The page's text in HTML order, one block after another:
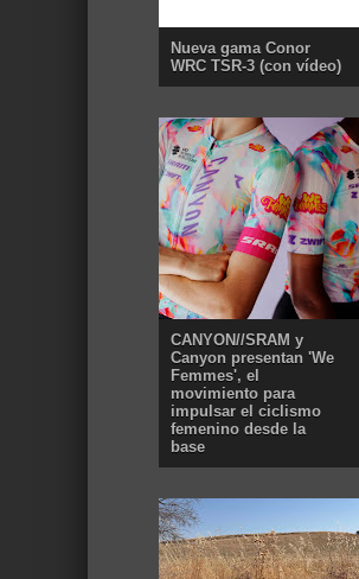
Nueva gama Conor
WRC TSR-3 (con vídeo)
CANYON//SRAM y
Canyon presentan 'We
Femmes', el
movimiento para
impulsar el ciclismo
femenino desde la
base